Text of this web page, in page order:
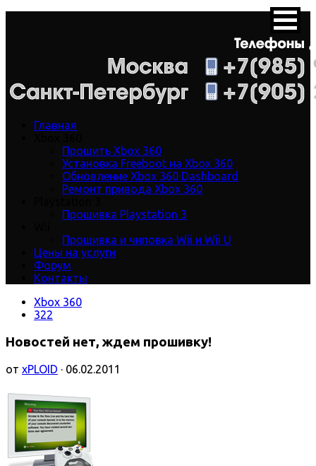
Главная
Прошить Xbox 360
Установка Freeboot на Xbox 360
Обновление Xbox 360 Dashboard
Ремонт привода Xbox 360
Прошивка Playstation 3
Прошивка и чиповка Wii и Wii U
Цены на услуги
Форум
Контакты
Xbox 360
322
Новостей нет, ждем прошивку!
от xPLOID · 06.02.2011